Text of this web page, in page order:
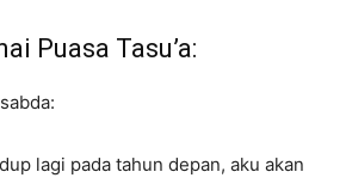
Puasa Tasu’a:
lagi pada tahun depan, aku akan